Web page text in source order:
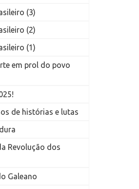
(3)
(2)
(1)
em prol do povo
de histórias e lutas
Revolução dos
Galeano